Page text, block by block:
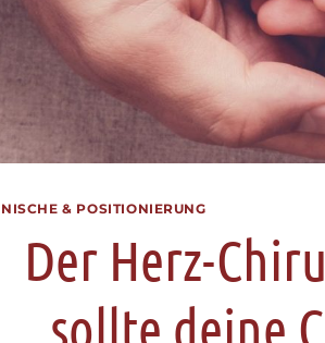
NISCHE & POSITIONIERUNG
Der Herz-
sollte deine